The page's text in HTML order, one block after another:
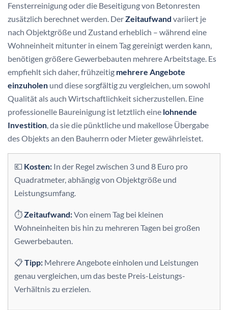
Fensterreinigung oder die Beseitigung von Betonresten
zusätzlich berechnet werden. DerZeitaufwand variiert je
nach Objektgröße und Zustand erheblich – während eine
Wohneinheit mitunter in einem Tag gereinigt werden kann,
benötigen größere Gewerbebauten mehrere Arbeitstage. Es
empfiehlt sich daher, frühzeitig mehrere Angebote
einzuholen und diese sorgfältig zu vergleichen, um sowohl
Qualität als auch Wirtschaftlichkeit sicherzustellen. Eine
professionelle Baureinigung ist letztlich eine lohnende
Investition, da sie die pünktliche und makellose Übergabe
des Objekts an den Bauherrn oder Mieter gewährleistet.
💶 Kosten: In der Regel zwischen 3 und 8 Euro pro
Quadratmeter, abhängig von Objektgröße und
Leistungsumfang.
⏱️Zeitaufwand:Von einem Tag bei kleinen
Wohneinheiten bis hin zu mehreren Tagen bei großen
Gewerbebauten.
📋Tipp: Mehrere Angebote einholen und Leistungen
genau vergleichen, um das beste Preis-Leistungs-
Verhältnis zu erzielen.